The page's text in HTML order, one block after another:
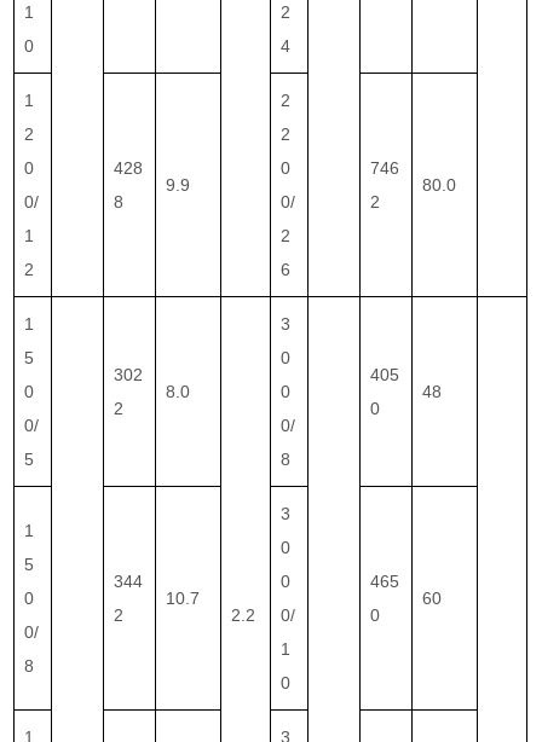
1
0
2
4
1
2
0
0/
1
2
428
8
9.9
2
2
0
0/
2
6
746
2
80.0
1
5
0
0/
5
302
2
8.0
2.2
3
0
0
0/
8
405
0
48
1
5
0
0/
8
344
2
10.7
3
0
0
0/
1
0
465
0
60
1 3